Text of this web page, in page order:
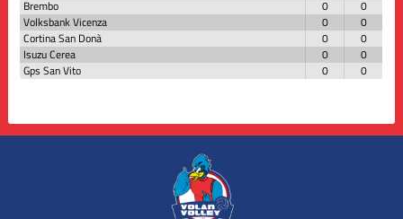
Brembo
0
0
Volksbank Vicenza
0
0
Cortina San Donà
0
0
Isuzu Cerea
0
0
Gps San Vito
0 0